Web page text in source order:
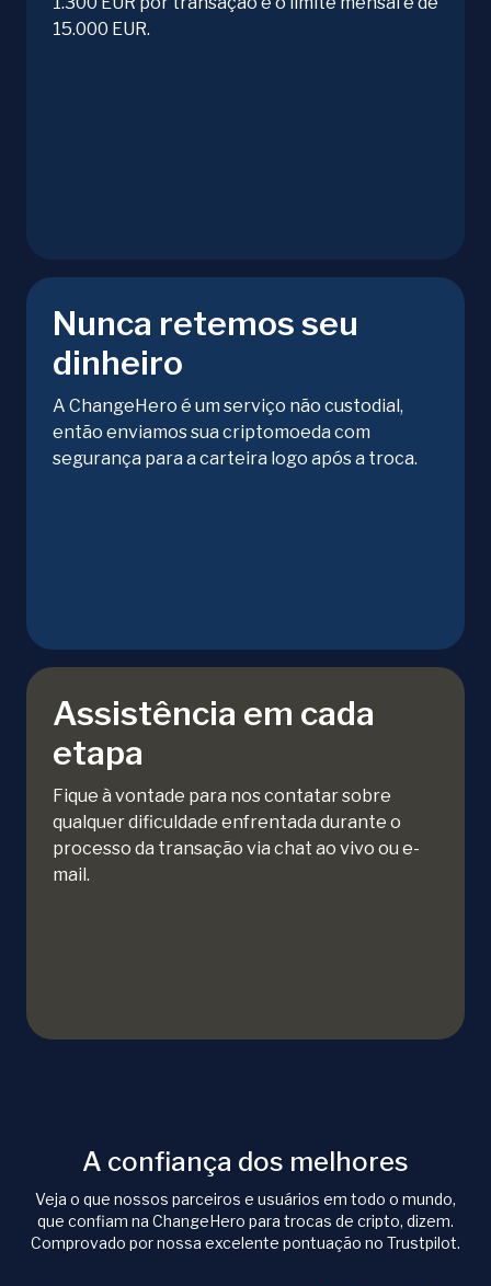
15.000 EUR.
Nunca retemos seu
dinheiro
A ChangeHero é um serviço não custodial,
então enviamos sua criptomoeda com
segurança para a carteira logo após a troca.
Assistência em cada
etapa
Fique à vontade para nos contatar sobre
qualquer dificuldade enfrentada durante o
processo da transação via chat ao vivo ou e-
mail.
A confiança dos melhores
Veja o que nossos parceiros e usuários em todo o mundo,
que confiam na ChangeHero para trocas de cripto, dizem.
Comprovado por nossa excelente pontuação no Trustpilot.